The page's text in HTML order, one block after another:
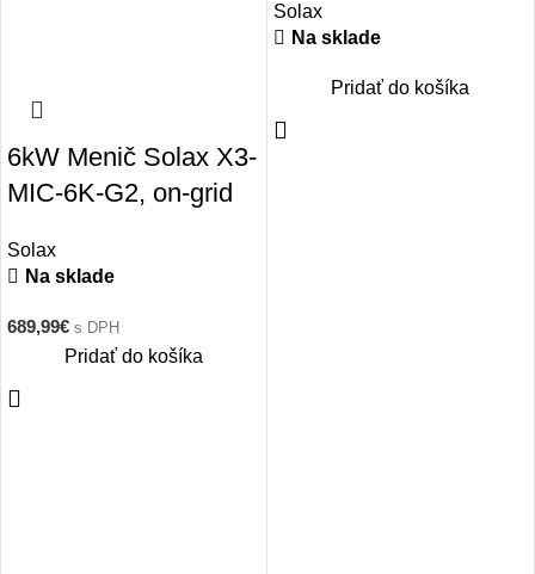
6kW Menič Solax X3-
MIC-6K-G2, on-grid
Solax
Na sklade
689,99€ s DPH
Pridať do košíka
Solax
Na sklade
Pridať do košíka